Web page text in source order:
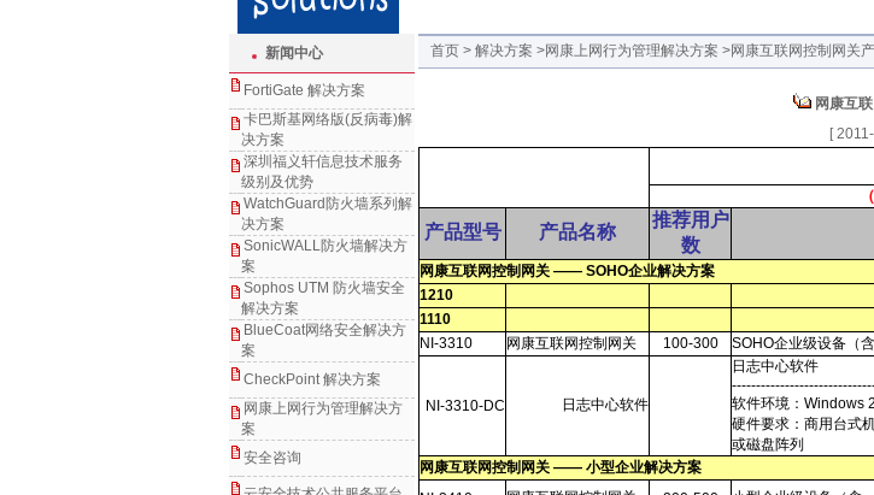
新闻中心
FortiGate 解决方案
卡巴斯基网络版(反病毒)解
决方案
深圳福义轩信息技术服务
级别及优势
WatchGuard防火墙系列解
决方案
SonicWALL防火墙解决方
案
Sophos UTM 防火墙安全
解决方案
BlueCoat网络安全解决方
案
CheckPoint 解决方案
网康上网行为管理解决方
案
安全咨询
首页 > 解决方案 >网康上网行为管理解决方案 >网康互联网控制网关
网康互
[
产品型号 产品名称
推荐用户
数
网康互联网控制网关 —— SOHO企业解决方案
1210
1110
NI-3310
网康互联网控制网关 100-300 SOHO企业级设备（
NI-3310-DC 日志中心软件
日志中心软件
软件环境：Windows
硬件要求：商用台式
或磁盘阵列
网康互联网控制网关 —— 小型企业解决方案